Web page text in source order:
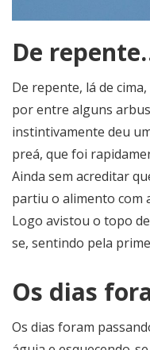
De
De repente, lá de
por entre alguns
instintivamente deu
preá, que foi
Ainda sem acreditar
partiu o alimento com
Logo avistou o topo
se, sentindo pela
Os dias
Os dias foram